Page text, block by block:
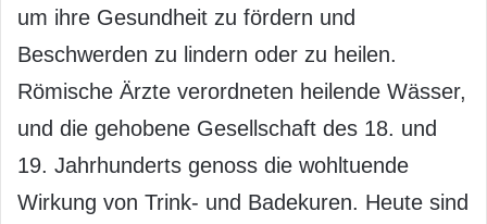
um ihre Gesundheit zu fördern und
Beschwerden zu lindern oder zu heilen.
Römische Ärzte verordneten heilende Wässer,
und die gehobene Gesellschaft des 18. und
19. Jahrhunderts genoss die wohltuende
Wirkung von Trink- und Badekuren. Heute sind